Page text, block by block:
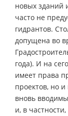
новых зданий
часто не
гидрантов.
допущена во
года). И на
имеет права
проектов, но
вновь
и, в